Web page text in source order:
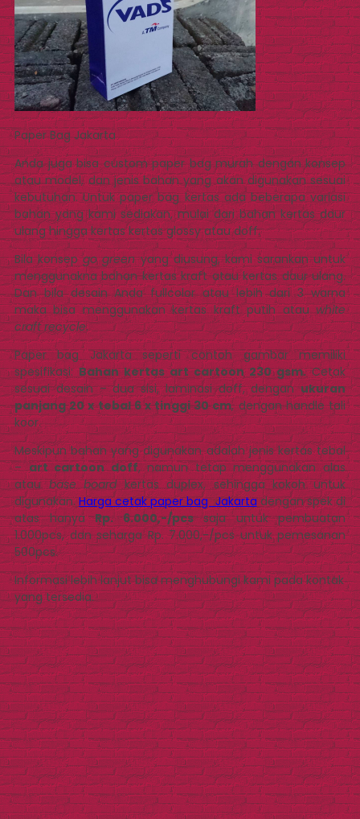
Paper Bag Jakarta
Anda juga bisa custom paper bag murah dengan konsep
atau model, dan jenis bahan yang akan digunakan sesuai
kebutuhan. Untuk paper bag kertas ada beberapa variasi
bahan yang kami sediakan, mulai dari bahan kertas daur
ulang hingga kertas kertas glossy atau doff.
Bila konsepgo greenyang diusung, kami sarankan untuk
menggunakna bahan kertas kraft atau kertas daur ulang.
Dan bila desain Anda fullcolor atau lebih dari 3 warna
maka bisa menggunakan kertas kraft putih atauwhite
craft recycle.
Paper bag Jakarta seperti contoh gambar memiliki
spesifikasi:Bahan kertas art cartoon 230 gsm.Cetak
sesuai desain – dua sisi, laminasi doff, denganukuran
panjang 20 x tebal 6 x tinggi 30 cm, dengan handle tali
koor.
Meskipun bahan yang digunakan adalah jenis kertas tebal
–art cartoon doff, namun tetap menggunakan alas
ataubase boardkertas duplex, sehingga kokoh untuk
digunakan.Harga cetak paper bag Jakartadengan spek di
atas hanyaRp. 6.000,-/pcssaja untuk pembuatan
1.000pcs, dan seharga Rp. 7.000,-/pcs untuk pemesanan
500pcs.
Informasi lebih lanjut bisa menghubungi kami pada kontak
yang tersedia.